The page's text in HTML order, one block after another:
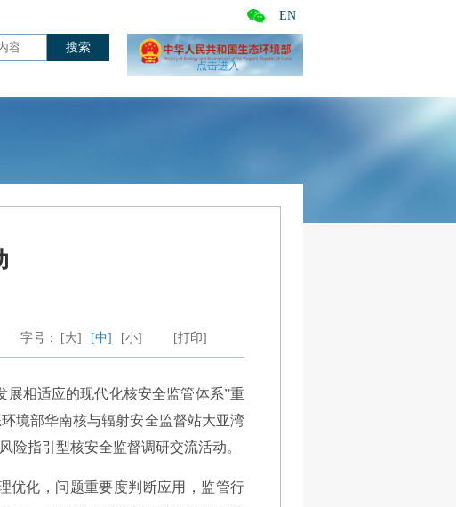
EN
点击进入
[打印]
字号： [大] [中] [小]
展相适应的现代化核安全监管体系”重
境部华南核与辐射安全监督站大亚湾
险指引型核安全监督调研交流活动。
优化，问题重要度判断应用，监管行